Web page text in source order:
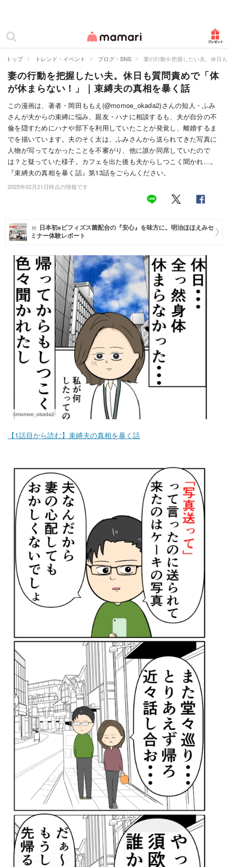
ママリ
カテゴリー一覧
妊娠
出産
赤ちゃん・育児
子育て・家族
病院
住まい
トレンド・イベント
トップ トレンド・イベント ブログ・SNS 妻の行動を把握したい夫。休日
妻の行動を把握したい夫。休日も質問責めで「体
が休まらない！」｜束縛夫の真相を暴く話
この漫画は、著者・岡田ももえ(@momoe_okada2)さんの知人・ふみ
さんが夫からの束縛に悩み、親友・ハナに相談するも、夫が自分の不
倫を隠すためにハナや部下を利用していたことが発覚し、離婚するま
でを描いています。夫のそく太は、ふみさんから送られてきた写真に
人物が写ってなかったことを不審がり、他に誰か同席していたので
は？と疑っていた様子。カフェを出た後も夫からしつこく聞かれ…。
『束縛夫の真相を暴く話』第13話をごらんください。
2025年02月21日時点の情報です
日本初※ビフィズス菌配合の『安心』を味方に。明治ほほえみセ
ミナー体験レポート
©momoe_okada2
【1話目から読む】束縛夫の真相を暴く話